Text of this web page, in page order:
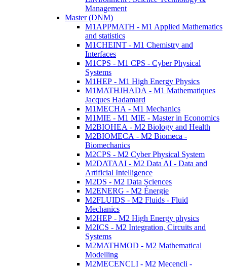
Management
Master (DNM)
M1APPMATH - M1 Applied Mathematics
and statistics
M1CHEINT - M1 Chemistry and
Interfaces
M1CPS - M1 CPS - Cyber Physical
Systems
M1HEP - M1 High Energy Physics
M1MATHJHADA - M1 Mathematiques
Jacques Hadamard
M1MECHA - M1 Mechanics
M1MIE - M1 MIE - Master in Economics
M2BIOHEA - M2 Biology and Health
M2BIOMECA - M2 Biomeca -
Biomechanics
M2CPS - M2 Cyber Physical System
M2DATAAI - M2 Data AI - Data and
Artificial Intelligence
M2DS - M2 Data Sciences
M2ENERG - M2 Énergie
M2FLUIDS - M2 Fluids - Fluid
Mechanics
M2HEP - M2 High Energy physics
M2ICS - M2 Integration, Circuits and
Systems
M2MATHMOD - M2 Mathematical
Modelling
M2MECENCLI - M2 Mecencli -